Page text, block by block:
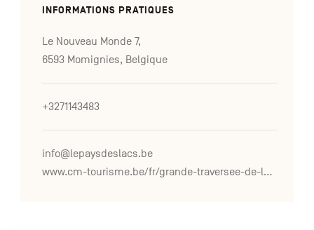
INFORMATIONS PRATIQUES
Le Nouveau Monde 7,
6593 Momignies, Belgique
+3271143483
info@lepaysdeslacs.be
www.cm-tourisme.be/fr/grande-traversee-de-la-foret-du-pays-de-chimay